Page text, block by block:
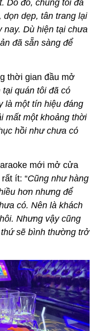
Do đó, chúng tôi đã
dẹp, tân trang lại
nay. Dù hiện tại chưa
đã sẵn sàng để
thời gian đầu mở
tại quán tôi đã có
là một tín hiệu đáng
mất một khoảng thời
hồi như chưa có
mới mở cửa
ít: “Cũng như hàng
hơn nhưng để
có. Nên là khách
Nhưng vậy cũng
sẽ bình thường trở